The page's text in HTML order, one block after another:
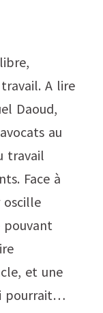
A lire
Daoud,
au
travail
Face à
oscille
et une
pourrait…